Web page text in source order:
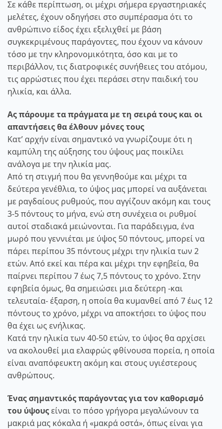
Σε κάθε περίπτωση, οι μέχρι σήμερα εργαστηριακές
μελέτες, έχουν οδηγήσει στο συμπέρασμα ότι το
ανθρώπινο είδος έχει εξελιχθεί με βάση
συγκεκριμένους παράγοντες, που έχουν να κάνουν
τόσο με την κληρονομικότητα, όσο και με το
περιβάλλον, τις διατροφικές συνήθειες του ατόμου,
τις αρρώστιες που έχει περάσει στην παιδική του
ηλικία, και άλλα.
Ας πάρουμε τα πράγματα με τη σειρά τους και οι
απαντήσεις θα έλθουν μόνες τους
Κατ’ αρχήν είναι σημαντικό να γνωρίζουμε ότι η
καμπύλη της αύξησης του ύψους μας ποικίλει
ανάλογα με την ηλικία μας.
Από τη στιγμή που θα γεννηθούμε και μέχρι τα
δεύτερα γενέθλια, το ύψος μας μπορεί να αυξάνεται
με ραγδαίους ρυθμούς, που αγγίζουν ακόμη και τους
3-5 πόντους το μήνα, ενώ στη συνέχεια οι ρυθμοί
αυτοί σταδιακά μειώνονται. Για παράδειγμα, ένα
μωρό που γεννιέται με ύψος 50 πόντους, μπορεί να
πάρει περίπου 35 πόντους μέχρι την ηλικία των 2
ετών. Από εκεί και πέρα και μέχρι την εφηβεία, θα
παίρνει περίπου 7 έως 7,5 πόντους το χρόνο. Στην
εφηβεία όμως, θα σημειώσει μια δεύτερη -και
τελευταία- έξαρση, η οποία θα κυμανθεί από 7 έως 12
πόντους το χρόνο, μέχρι να αποκτήσει το ύψος που
θα έχει ως ενήλικας.
Κατά την ηλικία των 40-50 ετών, το ύψος θα αρχίσει
να ακολουθεί μια ελαφρώς φθίνουσα πορεία, η οποία
είναι αναπόφευκτη ακόμη και στους υγιέστερους
ανθρώπους.
Ένας σημαντικός παράγοντας για τον καθορισμό
του ύψουςείναι το πόσο γρήγορα μεγαλώνουν τα
μακριά μας κόκαλα ή «μακρά οστά», όπως είναι για